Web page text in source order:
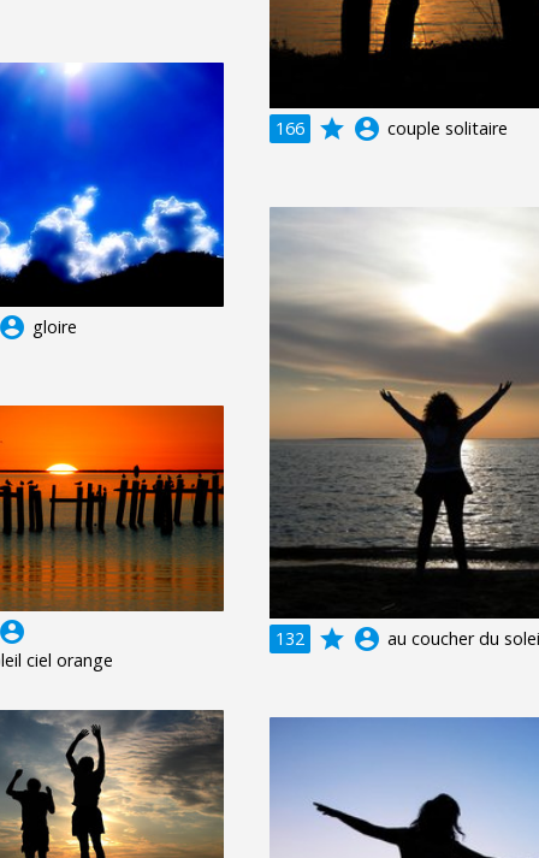
166 grade account_circle couple solitaire
account_circle gloire
132 grade account_circle au coucher du
account_circle
ciel orange